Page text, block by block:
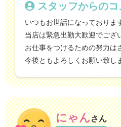
スタッフからのコ
いつもお世話になっておりま
当店は緊急出勤大歓迎でござ
お仕事をつけるための努力は
今後ともよろしくお願い致し
にゃんさん